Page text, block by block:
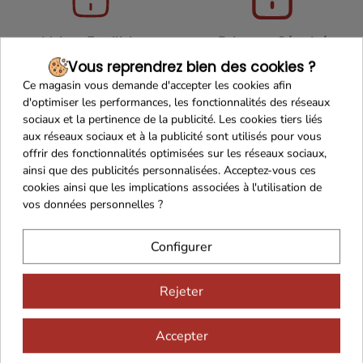
Maison Familiale Paiement Sécurisé
Franco de port 79€ Livraison 24h/48h
Cadeaux dès 99€
Vous reprendrez bien des cookies ?
Ce magasin vous demande d'accepter les cookies afin
d'optimiser les performances, les fonctionnalités des réseaux
sociaux et la pertinence de la publicité. Les cookies tiers liés
aux réseaux sociaux et à la publicité sont utilisés pour vous
offrir des fonctionnalités optimisées sur les réseaux sociaux,
ainsi que des publicités personnalisées. Acceptez-vous ces
cookies ainsi que les implications associées à l'utilisation de
vos données personnelles ?
Configurer
Rejeter
Accepter